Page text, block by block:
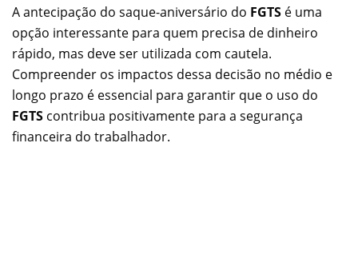
A antecipação do saque-aniversário do FGTS é uma
opção interessante para quem precisa de dinheiro
rápido, mas deve ser utilizada com cautela.
Compreender os impactos dessa decisão no médio e
longo prazo é essencial para garantir que o uso do
FGTS contribua positivamente para a segurança
financeira do trabalhador.